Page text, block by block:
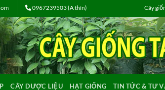
0967239503 (A thìn) Cây
CÂY DƯỢC LIỆU HẠT GIỐNG TIN TỨC & TƯ